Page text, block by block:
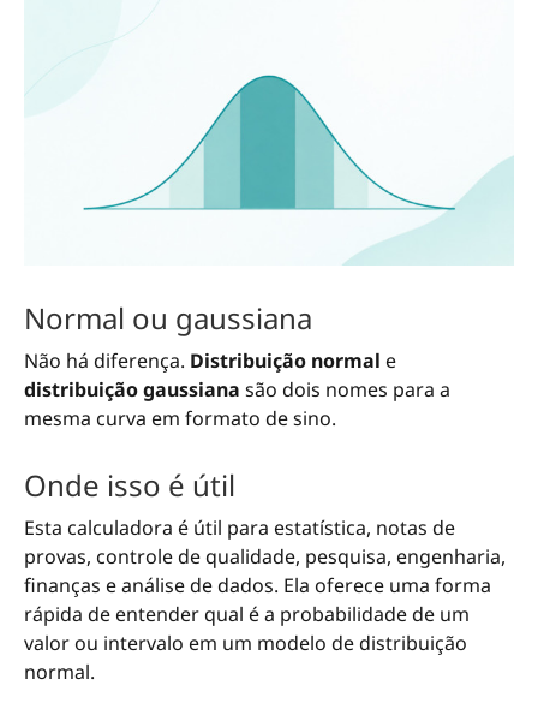
Normal ou gaussiana
Não há diferença. Distribuição normal e
distribuição gaussiana são dois nomes para a
mesma curva em formato de sino.
Onde isso é útil
Esta calculadora é útil para estatística, notas de
provas, controle de qualidade, pesquisa, engenharia,
finanças e análise de dados. Ela oferece uma forma
rápida de entender qual é a probabilidade de um
valor ou intervalo em um modelo de distribuição
normal.